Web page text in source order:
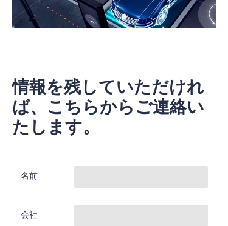
情報を残していただけれ
ば、こちらからご連絡い
たします。
名前
会社